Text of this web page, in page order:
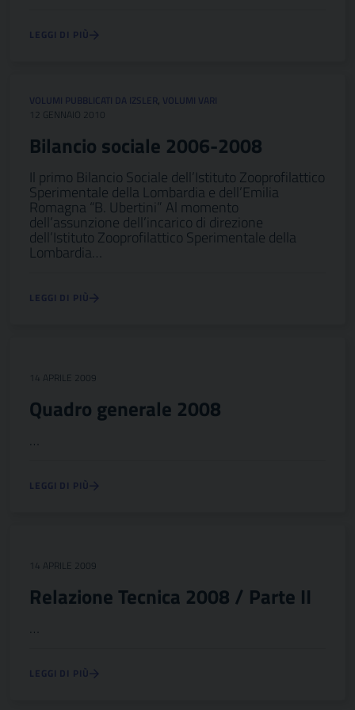
LEGGI DI PIÙ
VOLUMI PUBBLICATI DA IZSLER, VOLUMI VARI
12 GENNAIO 2010
Bilancio sociale 2006-2008
Il primo Bilancio Sociale dell’Istituto Zooprofilattico
Sperimentale della Lombardia e dell’Emilia
Romagna “B. Ubertini” Al momento
dell’assunzione dell’incarico di direzione
dell’Istituto Zooprofilattico Sperimentale della
Lombardia…
LEGGI DI PIÙ
14 APRILE 2009
Quadro generale 2008
…
LEGGI DI PIÙ
14 APRILE 2009
Relazione Tecnica 2008 / Parte II
…
LEGGI DI PIÙ